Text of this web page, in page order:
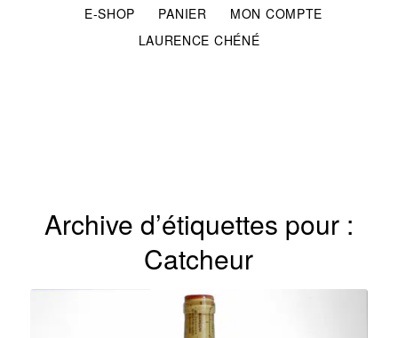
E-SHOP PANIER
MON COMPTE
LAURENCE CHÉNÉ
Archive d’étiquettes pour :
Catcheur